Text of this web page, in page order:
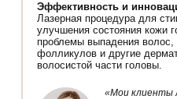
Эффективность и
Лазерная процедура для
улучшения состояния кожи
проблемы выпадения волос,
фолликулов и другие
волосистой части головы.
«Мои клиенты